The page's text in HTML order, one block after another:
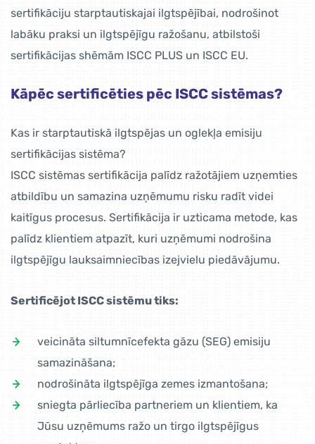
sertifikāciju starptautiskajai ilgtspējībai, nodrošinot
labāku praksi un ilgtspējīgu ražošanu, atbilstoši
sertifikācijas shēmām ISCC PLUS un ISCC EU.
Kāpēc sertificēties pēc ISCC sistēmas?
Kas ir starptautiskā ilgtspējas un oglekļa emisiju
sertifikācijas sistēma?
ISCC sistēmas sertifikācija palīdz ražotājiem uzņemties
atbildību un samazina uzņēmumu risku radīt videi
kaitīgus procesus. Sertifikācija ir uzticama metode, kas
palīdz klientiem atpazīt, kuri uzņēmumi nodrošina
ilgtspējīgu lauksaimniecības izejvielu piedāvājumu.
Sertificējot ISCC sistēmu tiks:
veicināta siltumnīcefekta gāzu (SEG) emisiju
samazināšana;
nodrošināta ilgtspējīga zemes izmantošana;
sniegta pārliecība partneriem un klientiem, ka
Jūsu uzņēmums ražo un tirgo ilgtspējīgus